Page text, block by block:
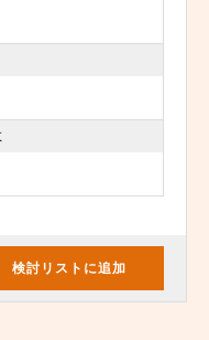
検討リスト に追加